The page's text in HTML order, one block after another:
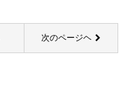
次のページヘ